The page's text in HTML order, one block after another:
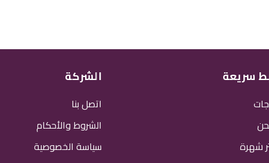
سريعة
شهرة
الشركة
اتصل بنا
الشروط والأحكام
سياسة الخصوصية